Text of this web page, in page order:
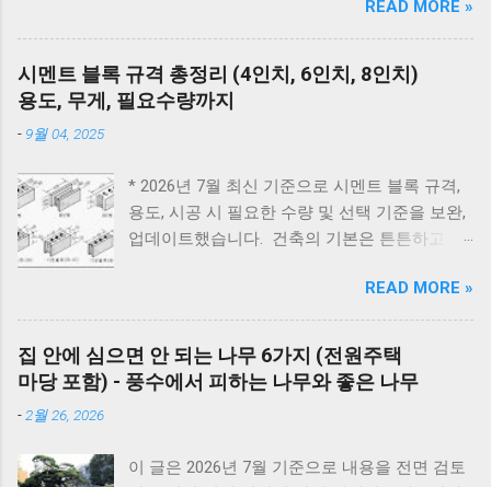
드 E2 - 가스 밸브가 잠겨있지 않나요? 가스레인
지를 켜서 가스가 공급되는지 먼저 확인하세요.
리셋의 마법 - 코드를 뽑고 5분 뒤 다시 꽂는 것
만으로도 단순 센서 오류의 70%는 해결됩니다.
방법 E1 원인 : 물 부족, 단수, 동파 확인 : 급수밸
브·단수 여부 확인 조치 : 물 보충 후 리셋 ※ 반
복되면 AS 점검 E2 원인 : 불완전 연소, 가스 공
급 이상 확인 : 가스밸브, 가스레인지 작동 여부
조치 : 가스 확인 후 리셋 E3 원인 : 과열(비등) 확
인 : 배기구 이물질 확인 조치 : 막힌 부분 제거
E5 원인 : 이상 불꽃 감지 조치 : 전원 리셋 ※ 계
인 : 통신 불량...
때문에 선뜻 도전하지 못하는 분들도 많습니다.
그런데 압력솥 을 사용하면 삶는 시간을 줄이면
서도 고기를 부드럽고 촉촉하게 익힐 수 있습니
다. 압력솥 수육 시간은 돼지고기 부위에 따라
달라집니다. 압력솥의 '추'가가 흔들린 뒤 삼겹살
솥을 사용하면 일반 냄비보다 조리 시간이 훨씬
짧아지면서도 촉촉한 수육과 보쌈을 만들 수 있
습니다. 하지만 부위와 두께에 따라 시간을 조금
는 시간은 물론 압력솥 보쌈 시간, 압력밥솥 수
육, 전기압력밥솥 수육 조리시간, 물의 양과 자
연 김빼기 시간까지 정리해 보았습니다. 바로 아
래 표만 확인해도 내 고기에 맞는 시간을 바로
로 수육을 만드는 가장 큰 이유는 조리 시간이
크게 줄어들면서도 고기의 육즙을 그대로 살릴
READ MORE »
시멘트 블록 규격 총정리 (4인치, 6인치, 8인치)
용도, 무게, 필요수량까지
- 9월 04, 2025
* 2026년 7월 최신 기준으로 시멘트 블록 규격,
용도, 시공 시 필요한 수량 및 선택 기준을 보완,
업데이트했습니다. 건축의 기본은 튼튼하고 제
사용되는 시멘트 블록과 조적 벽돌은 건축물의
구조적 안정성과 내구성을 좌우하는 중요 스펙
입니다. 블록의 두께와 규격을 정확히 이해하면
시공 효율을 높이고, 구조적 안전성을 확보할 수
있습니다. 아래는 건축 현장에서 가장 많이 사용
내 1. 시멘트 블록 규격 4인치 : 190 × 390 × 100
READ MORE »
집 안에 심으면 안 되는 나무 6가지 (전원주택
마당 포함) - 풍수에서 피하는 나무와 좋은 나무
- 2월 26, 2026
이 글은 2026년 7월 기준으로 내용을 전면 검토